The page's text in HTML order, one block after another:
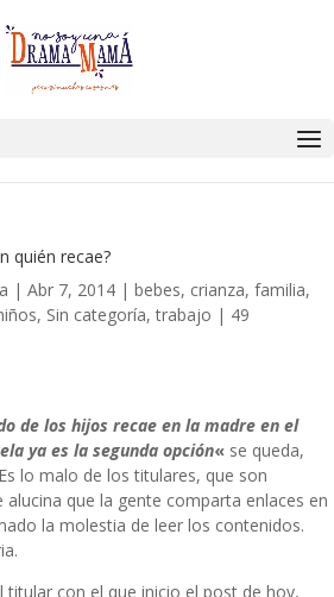
quién recae?
| Abr 7, 2014 | bebes, crianza, familia,
, Sin categoría,trabajo | 49
de los hijos recae en la madre en el
ya es la segunda opción« se queda,
lo malo de los titulares, que son
que la gente comparta enlaces en
la molestia de leer los contenidos.
titular con el que inicio el post de hoy,